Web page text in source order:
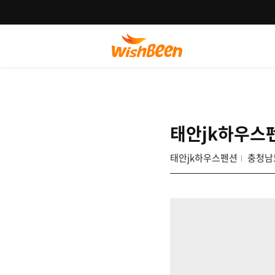
태안jk하우스
태안jk하우스펜션 충청